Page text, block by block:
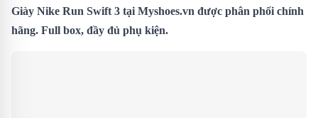
Giày Nike Run Swift 3 tại Myshoes.vn được phân phối chính
hãng. Full box, đầy đủ phụ kiện.